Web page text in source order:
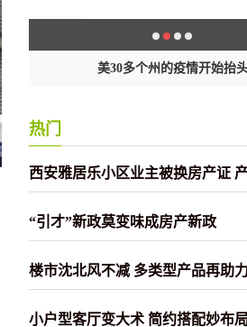
美30多个州的疫情开始抬
热门
西安雅居乐小区业主被换房产证
“引才”新政莫变味成房产新政
楼市沈北风不减 多类型产品再助
小户型客厅变大术 简约搭配妙布